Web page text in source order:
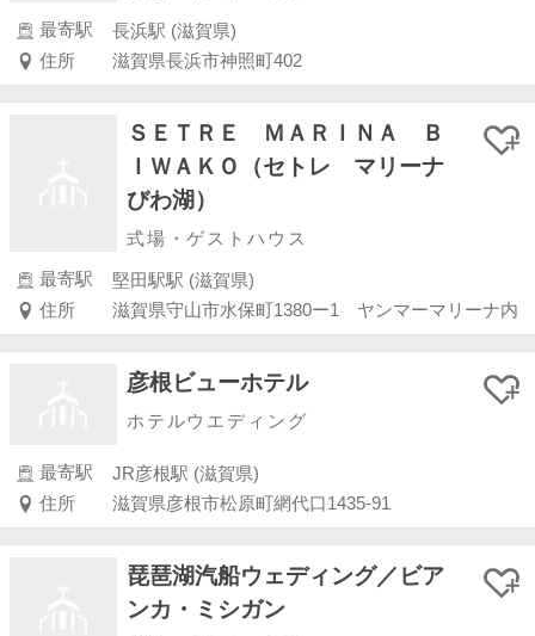
最寄駅
長浜駅 (滋賀県)
住所
滋賀県長浜市神照町402
ＳＥＴＲＥ ＭＡＲＩＮＡ Ｂ
ＩＷＡＫＯ（セトレ マリーナ
びわ湖）
式場・ゲストハウス
最寄駅
堅田駅駅 (滋賀県)
住所
滋賀県守山市水保町1380ー1 ヤンマーマリーナ内
彦根ビューホテル
ホテルウエディング
最寄駅
JR彦根駅 (滋賀県)
住所
滋賀県彦根市松原町網代口1435-91
琵琶湖汽船ウェディング／ビア
ンカ・ミシガン